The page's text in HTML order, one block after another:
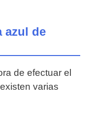
azul de
de efectuar el
varias